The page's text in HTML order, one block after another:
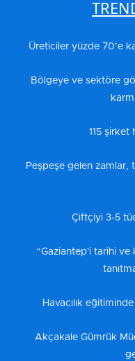
Üreticiler yüzde 70’e
Bölgeye ve sektöre
115 şirket
Peşpeşe gelen zamlar,
Çiftçiyi 3-5
“Gaziantep'i tarihi
Havacılık
Akçakale Gümrük